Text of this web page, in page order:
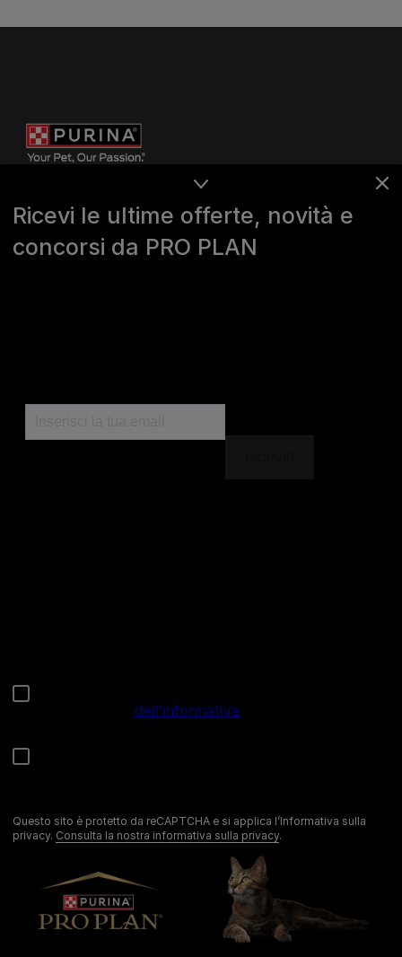
Ricevi le ultime offerte, novità e
concorsi da PRO PLAN
Questo sito è protetto da reCAPTCHA e si applica l’Informativa sulla
privacy. Consulta la nostra informativa sulla privacy.
Seguici
©Reg. Trademark of Nestlé S.A.
Codice Fiscale e Partita I.V.A. 10805410965
Segnalazioni